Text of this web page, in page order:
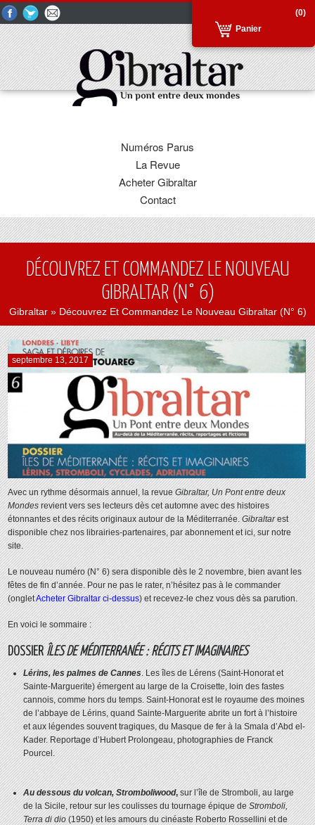
(0)
Panier
Numéros Parus
La Revue
Acheter Gibraltar
Contact
DÉCOUVREZ ET COMMANDEZ LE NOUVEAU
GIBRALTAR (N° 6)
Gibraltar» Découvrez Et Commandez Le Nouveau Gibraltar (N° 6)
septembre 13, 2017
Avec un rythme désormais annuel, la revueGibraltar, Un Pont entre deux
Mondesrevient vers ses lecteurs dès cet automne avec des histoires
étonnantes et des récits originaux autour de la Méditerranée.Gibraltarest
disponible chez nos librairies-partenaires, par abonnement et ici, sur notre
site.
Le nouveau numéro (N° 6) sera disponible dès le 2 novembre, bien avant les
fêtes de fin d’année. Pour ne pas le rater, n’hésitez pas à le commander
(ongletAcheter Gibraltar ci-dessus) et recevez-le chez vous dès sa parution.
En voici le sommaire :
DOSSIERÎLES DE MÉDITERRANÉE : RÉCITS ET IMAGINAIRES
Lérins, les palmes de Cannes. Les îles de Lérens (Saint-Honorat et
Sainte-Marguerite) émergent au large de la Croisette, loin des fastes
cannois, comme hors du temps. Saint-Honorat est le royaume des moines
de l’abbaye de Lérins, quand Sainte-Marguerite abrite un fort à l’histoire
et aux légendes souvent tragiques, du Masque de fer à la Smala d’Abd el-
Kader. Reportage d’Hubert Prolongeau, photographies de Franck
Pourcel.
Au dessous du volcan, Stromboliwood,sur l’île de Stromboli, au large
de la Sicile, retour sur les coulisses du tournage épique deStromboli,
Terra didio(1950) et les amours du cinéaste Roberto Rossellini et de